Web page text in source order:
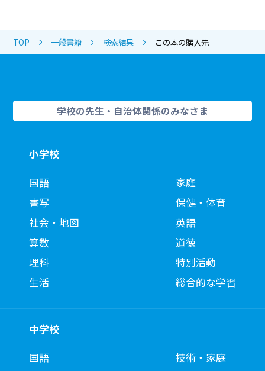
TOP 一般書籍 検索結果 この本の購入先
学校の先生・自治体関係のみなさま
小学校
国語
書写
社会・地図
算数
理科
生活
家庭
保健・体育
英語
道徳
特別活動
総合的な学習
中学校
国語
技術・家庭